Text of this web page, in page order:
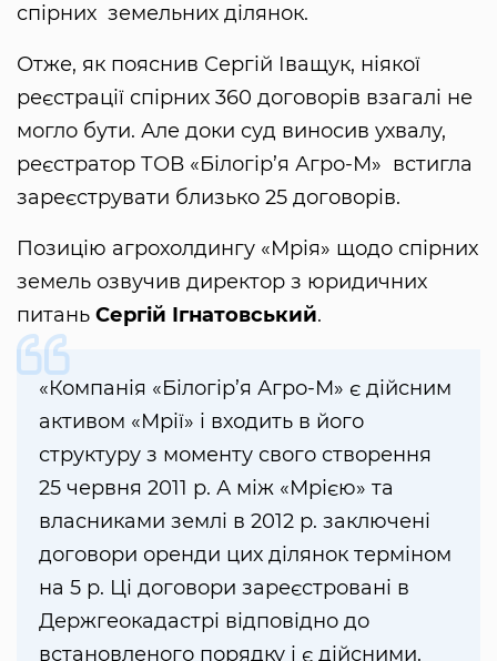
спірних земельних ділянок.
Отже, як пояснив Сергій Іващук, ніякої
реєстрації спірних 360 договорів взагалі не
могло бути. Але доки суд виносив ухвалу,
реєстратор ТОВ «Білогір’я Агро-М» встигла
зареєструвати близько 25 договорів.
Позицію агрохолдингу «Мрія» щодо спірних
земель озвучив директор з юридичних
питань Сергій Ігнатовський.
«Компанія «Білогір’я Агро-М» є дійсним
активом «Мрії» і входить в його
структуру з моменту свого створення
25 червня 2011 р. А між «Мрією» та
власниками землі в 2012 р. заключені
договори оренди цих ділянок терміном
на 5 р. Ці договори зареєстровані в
Держгеокадастрі відповідно до
встановленого порядку і є дійсними.